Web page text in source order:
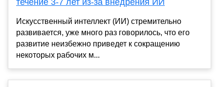
Искусственный интеллект (ИИ) стремительно
развивается, уже много раз говорилось, что его
развитие неизбежно приведет к сокращению
некоторых рабочих м...